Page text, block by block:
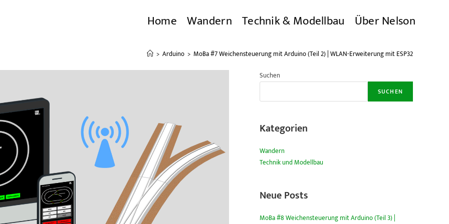
Home Wandern Technik & Modellbau Über Nelson
> Arduino > MoBa #7 Weichensteuerung mit Arduino (Teil 2) | WLAN-Erweiterung mit ESP32
Suchen
SUCHEN
Kategorien
Wandern
Technik und Modellbau
Neue Posts
MoBa #8 Weichensteuerung mit Arduino (Teil 3) |